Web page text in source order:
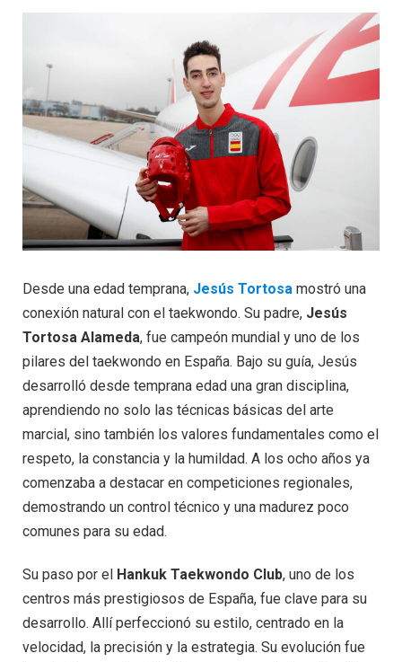
Desde una edad temprana, Jesús Tortosa mostró una
conexión natural con el taekwondo. Su padre, Jesús
Tortosa Alameda, fue campeón mundial y uno de los
pilares del taekwondo en España. Bajo su guía, Jesús
desarrolló desde temprana edad una gran disciplina,
aprendiendo no solo las técnicas básicas del arte
marcial, sino también los valores fundamentales como el
respeto, la constancia y la humildad. A los ocho años ya
comenzaba a destacar en competiciones regionales,
demostrando un control técnico y una madurez poco
comunes para su edad.
Su paso por el Hankuk Taekwondo Club, uno de los
centros más prestigiosos de España, fue clave para su
desarrollo. Allí perfeccionó su estilo, centrado en la
velocidad, la precisión y la estrategia. Su evolución fue